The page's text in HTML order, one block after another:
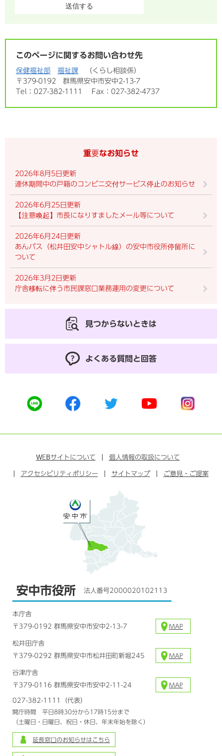
このページに関するお問い合わせ先
保健福祉部 福祉課
くらし相談係
〒379-0192
群馬県安中市安中2-13-7
Tel：027-382-1111
Fax：027-382-4737
重要なお知らせ
2026年8月5日更新
連休期間中の戸籍のコンビニ交付サービス停止のお知らせ
2026年6月25日更新
【注意喚起】市長になりすましたメール等について
2026年6月24日更新
あんバス（松井田安中シャトル線）の安中市役所停留所に
ついて
2026年3月2日更新
庁舎移転に伴う市民課窓口業務運用の変更について
見つからないときは
よくある質問と回答
公
式
イ
公
式
ェ
ス
ッ
公
式
イ
タ
公
ー
ュ
ブ
公
式
ン
ラ
WEBサイトについて 個人情報の取扱について
アクセシビリティポリシー サイトマップ ご意見・ご提案
安中市役所 法人番号2000020102113
本庁舎
〒379-0192 群馬県安中市安中2-13-7
MAP
松井田庁舎
〒379-0292 群馬県安中市松井田町新堀245
MAP
谷津庁舎
〒379-0116 群馬県安中市安中2-11-24
MAP
027-382-1111（代表）
開庁時間 平日8時30分から17時15分まで
（土曜日・日曜日、祝日・休日、年末年始を除く）
延長窓口のお知らせはこちら